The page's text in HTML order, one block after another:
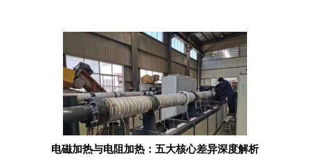
电磁加热与电阻加热：五大核心差异深度解析